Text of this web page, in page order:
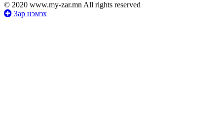
© 2020 www.my-zar.mn All rights reserved
Зар нэмэх